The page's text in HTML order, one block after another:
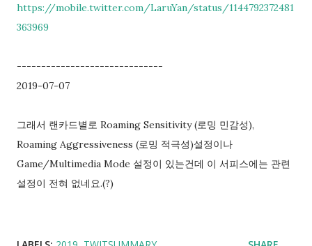
https://mobile.twitter.com/LaruYan/status/1144792372481
363969
------------------------------
2019-07-07
그래서 랜카드별로 Roaming Sensitivity (로밍 민감성),
Roaming Aggressiveness (로밍 적극성)설정이나
Game/Multimedia Mode 설정이 있는건데 이 서피스에는 관련
설정이 전혀 없네요.(?)